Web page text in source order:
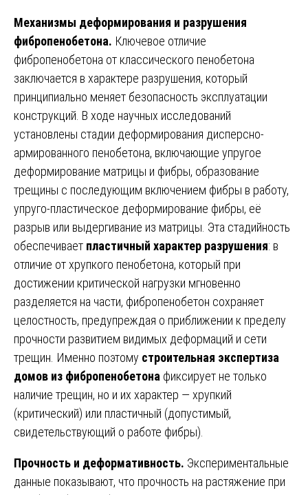
Механизмы деформирования и разрушения
фибропенобетона. Ключевое отличие
фибропенобетона от классического пенобетона
заключается в характере разрушения, который
принципиально меняет безопасность эксплуатации
конструкций. В ходе научных исследований
установлены стадии деформирования дисперсно-
армированного пенобетона, включающие упругое
деформирование матрицы и фибры, образование
трещины с последующим включением фибры в работу,
упруго-пластическое деформирование фибры, её
разрыв или выдергивание из матрицы. Эта стадийность
обеспечивает пластичный характер разрушения: в
отличие от хрупкого пенобетона, который при
достижении критической нагрузки мгновенно
разделяется на части, фибропенобетон сохраняет
целостность, предупреждая о приближении к пределу
прочности развитием видимых деформаций и сети
трещин. Именно поэтому строительная экспертиза
домов из фибропенобетона фиксирует не только
наличие трещин, но и их характер — хрупкий
(критический) или пластичный (допустимый,
свидетельствующий о работе фибры).
Прочность и деформативность. Экспериментальные
данные показывают, что прочность на растяжение при